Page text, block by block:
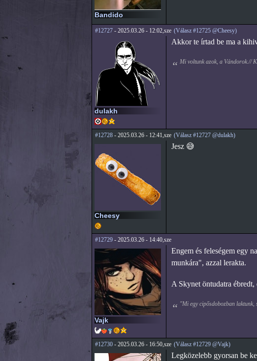
Bandido
#12727- 2025.03.26 - 12:02,sze (Válasz #12725 @Cheesy)
dulakh
Akkor te írtad be ma a
Mi voltunk azok, a Vándorok.//
#12728- 2025.03.26 - 12:41,sze (Válasz #12727 @dulakh)
Cheesy
Jesz 😅
#12729- 2025.03.26 - 14:40,sze
Vajk
Engem és feleségem egy
munkára", azzal lerakta.
A Skynet öntudatra ébredt,
"Mi egy cipősdobozban
#12730- 2025.03.26 - 16:50,sze (Válasz #12729 @Vajk)
Legközelebb gyorsan be